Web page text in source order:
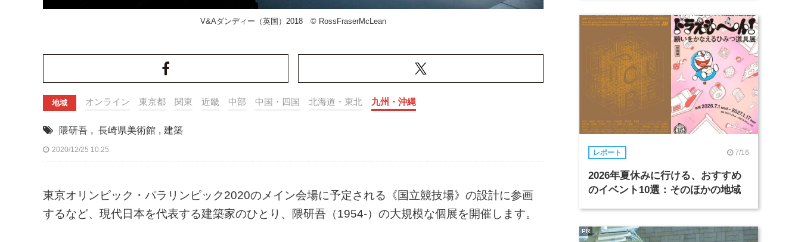
V&Aダンディー（英国）2018 © RossFraserMcLean
地域 オンライン 東京都 関東 近畿 中部 中国・四国 北海道・東北 九州・沖縄
隈研吾 , 長崎県美術館 , 建築
2020/12/25 10:25
東京オリンピック・パラリンピック2020のメイン会場に予定される《国立競技場》の設計に参画
するなど、現代日本を代表する建築家のひとり、隈研吾（1954-）の大規模な個展を開催します。
レポート 7/16
2026年夏休みに行ける、おすすめ
のイベント10選：そのほかの地域
PR